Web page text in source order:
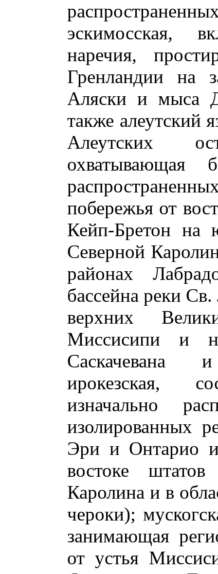
эскимосская,
наречия,
Гренландии на
Аляски и мыса
также алеутский
Алеутских
охватывающая
побережья от
Кейп-Бретон на
Северной
районах
бассейна реки
верхних
Миссисипи и
Саскачевана
ирокезская,
изначально
изолированных
Эри и Онтарио
востоке
Каролина и в
чероки);
занимающая
от устья